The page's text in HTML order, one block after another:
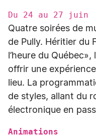
Du 24 au 27
Quatre soirées de
de Pully. Héritier du
l’heure du
offrir une
lieu. La
de styles, allant du
électronique en
Animations